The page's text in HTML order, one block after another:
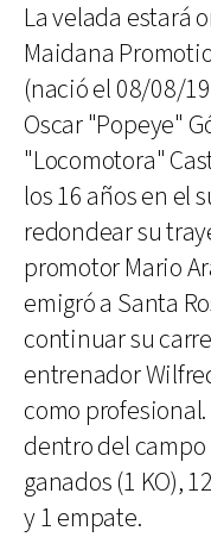
La velada estará
Maidana
(nació el 08/08/
Oscar "Popeye"
"Locomotora"
los 16 años en el
redondear su
promotor Mario
emigró a Santa
continuar su
entrenador
como
dentro del
ganados (1 KO),
y 1 empate.